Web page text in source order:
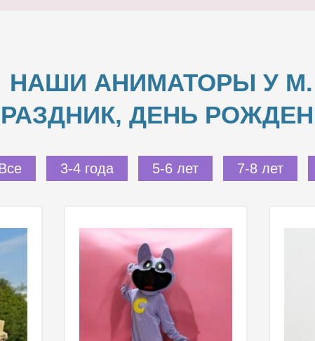
НАШИ АНИМАТОРЫ У
ДЕНЬ
3-4 года 5-6 лет 7-8 лет